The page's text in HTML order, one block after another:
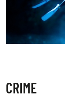
CRIME